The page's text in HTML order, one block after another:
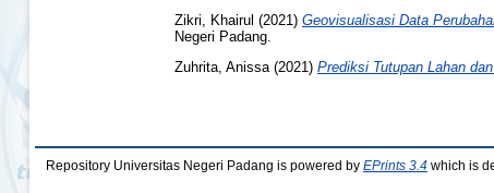
Zikri, Khairul (2021) Geovisualisasi Data
Negeri Padang.
Zuhrita, Anissa (2021) Prediksi Tutupan Lahan
Repository Universitas Negeri Padang is powered by EPrints 3.4 which is